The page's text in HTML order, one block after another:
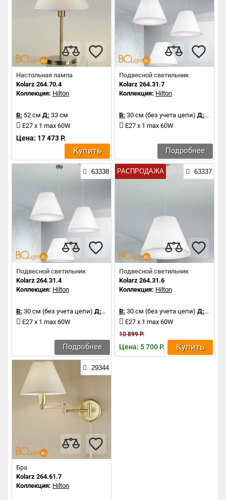
Настольная лампа
Kolarz 264.70.4
Коллекция: Hilton
В: 52 см Д: 33 см
E27 x 1 max 60W
Цена: 17 473 Р.
Купить
Подвесной светильник
Kolarz 264.31.7
Коллекция: Hilton
В: 30 см (без учета цепи) Д:45 см
E27 x 1 max 60W
Подробнее
63338
Подвесной светильник
Kolarz 264.31.4
Коллекция: Hilton
В: 30 см (без учета цепи) Д:45 см
E27 x 1 max 60W
Подробнее
РАСПРОДАЖА 63337
Подвесной светильник
Kolarz 264.31.6
Коллекция: Hilton
В: 30 см (без учета цепи) Д:45 см
E27 x 1 max 60W
10 899 Р.
Цена: 5 700 Р. Купить
29344
Бра
Kolarz 264.61.7
Коллекция: Hilton